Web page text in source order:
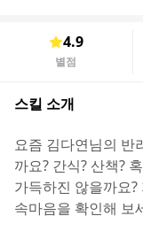
4.9
별점
스킬 소개
요즘 김다연님의 반
까요? 간식? 산책?
가득하진 않을까요
속마음을 확인해 보